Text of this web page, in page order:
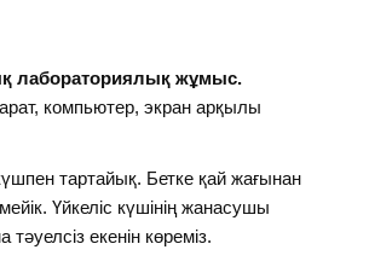
лабораториялық жұмыс.
компьютер, экран арқылы
тартайық. Бетке қай жағынан
Үйкеліс күшінің жанасушы
тәуелсіз екенін көреміз.